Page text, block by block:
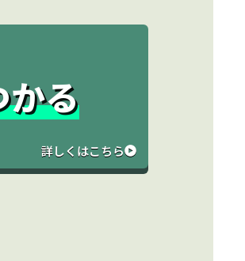
る
詳しくはこちら